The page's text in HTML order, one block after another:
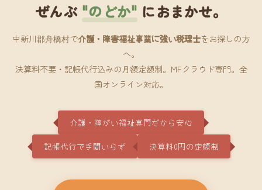
ぜんぶ "のどか" におまかせ。
中新川郡舟橋村で介護・障害福祉事業に強い税理士をお探しの方
へ。
決算料不要・記帳代行込みの月額定額制。MFクラウド専門。全
国オンライン対応。
介護・障がい福祉専門だから安心
記帳代行で手間いらず 決算料0円の定額制